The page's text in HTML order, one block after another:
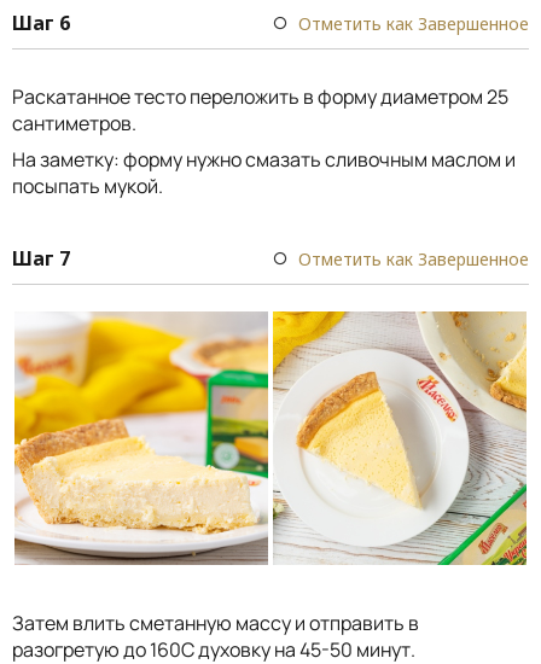
Шаг 6 Отметить как Завершенное
Раскатанное тесто переложить в форму диаметром 25
сантиметров.
На заметку: форму нужно смазать сливочным маслом и
посыпать мукой.
Шаг 7 Отметить как Завершенное
Затем влить сметанную массу и отправить в
разогретую до 160С духовку на 45-50 минут.